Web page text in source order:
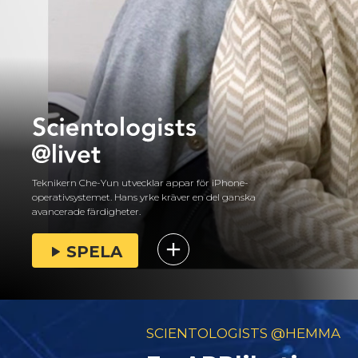
Teknikern Che-Yun utvecklar appar för iPhone-
operativsystemet. Hans yrke kräver en del ganska
avancerade färdigheter.
SPELA
SCIENTOLOGISTS @HEMMA